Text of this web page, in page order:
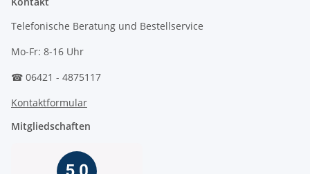
Telefonische Beratung und Bestellservice
Mo-Fr: 8-16 Uhr
☎ 06421 - 4875117
Kontaktformular
Mitgliedschaften